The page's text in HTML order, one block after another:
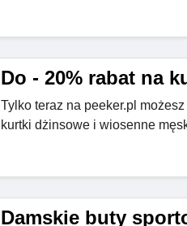
Do - 20% rabat na
Tylko teraz na peeker.pl
kurtki dżinsowe i wiosenne
Damskie buty